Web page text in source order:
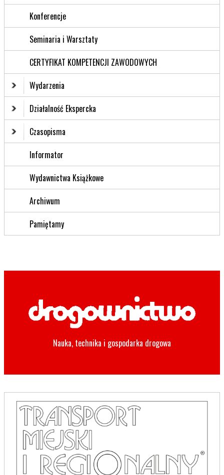
Konferencje
Seminaria i Warsztaty
CERTYFIKAT KOMPETENCJI ZAWODOWYCH
Wydarzenia
Działalność Ekspercka
Czasopisma
Informator
Wydawnictwa Książkowe
Archiwum
Pamiętamy
Nauka, technika i gospodarka drogowa